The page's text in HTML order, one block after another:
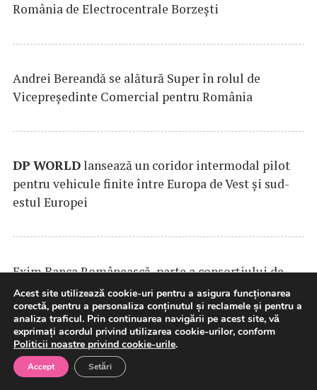
România de Electrocentrale Borzești
Andrei Bereandă se alătură Super în rolul de
Vicepreședinte Comercial pentru România
DP WORLDlansează un coridor intermodal pilot
pentru vehicule finite între Europa de Vest și sud-
estul Europei
Exim Banca Românească, parte a consorțiului de
bănci care finanțează dezvoltareaMOOVLeasing și
extinderea leasingului operațional în România
SAMEDAY anunță finalizarea tranzacției de
Acest site utilizează cookie-uri pentru a asigura funcționarea
corectă, pentru a personaliza conținutul și reclamele și pentru a
analiza traficul. Prin continuarea navigării pe acest site, vă
exprimați acordul privind utilizarea cookie-urilor, conform
Politicii noastre privind cookie-urile.
Accept Setări